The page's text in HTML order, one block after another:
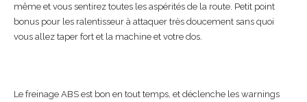
même et vous sentirez toutes les aspérités de la route. Petit point
bonus pour les ralentisseur à attaquer très doucement sans quoi
vous allez taper fort et la machine et votre dos.
Le freinage ABS est bon en tout temps, et déclenche les warnings